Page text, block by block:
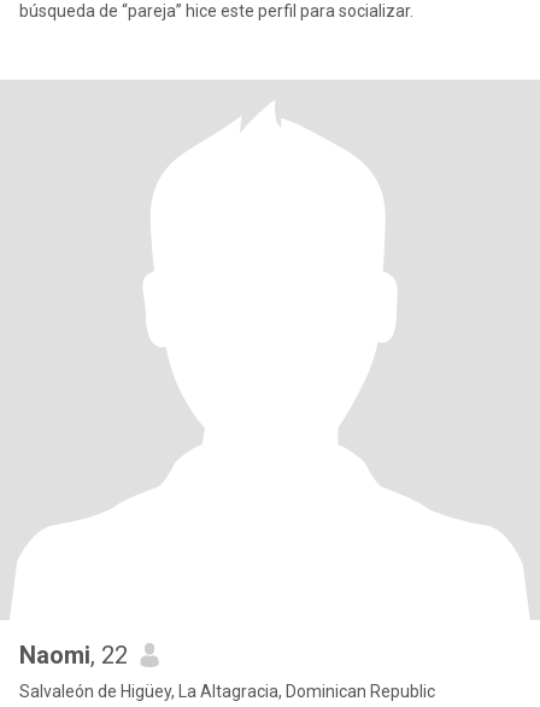
búsqueda de “pareja” hice este perfil para socializar.
Naomi, 22
Salvaleón de Higüey, La Altagracia, Dominican Republic